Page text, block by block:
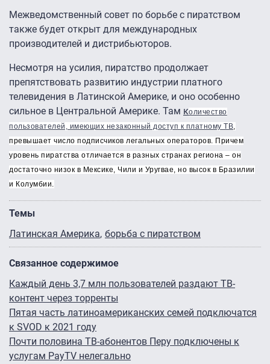
Межведомственный совет по борьбе с пиратством
также будет открыт для международных
производителей и дистрибьюторов.
Несмотря на усилия, пиратство продолжает
препятствовать развитию индустрии платного
телевидения в Латинской Америке, и оно особенно
сильное в Центральной Америке. Там количество
пользователей, имеющих незаконный доступ к платному ТВ,
превышает число подписчиков легальных операторов. Причем
уровень пиратства отличается в разных странах региона – он
достаточно низок в Мексике, Чили и Уругвае, но высок в Бразилии
и Колумбии.
Темы
Латинская Америка борьба с пиратством
Связанное содержимое
Каждый день 3,7 млн пользователей раздают ТВ-
контент через торренты
Пятая часть латиноамериканских семей подключатся
к SVOD к 2021 году
Почти половина ТВ-абонентов Перу подключены к
услугам PayTV нелегально